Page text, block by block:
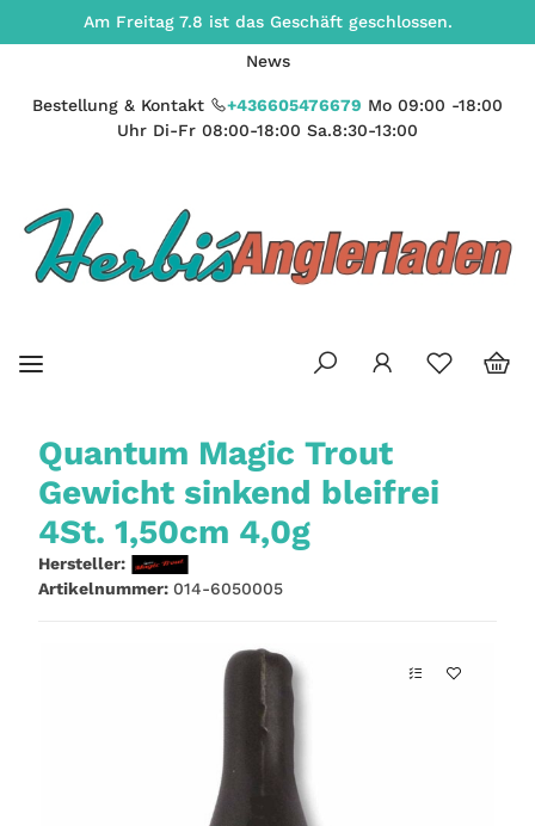
Am Freitag 7.8 ist das Geschäft geschlossen.
News
Bestellung & Kontakt +436605476679 Mo 09:00 -18:00
Uhr Di-Fr 08:00-18:00 Sa.8:30-13:00
Quantum Magic Trout
Gewicht sinkend bleifrei
4St. 1,50cm 4,0g
Hersteller:
Artikelnummer: 014-6050005